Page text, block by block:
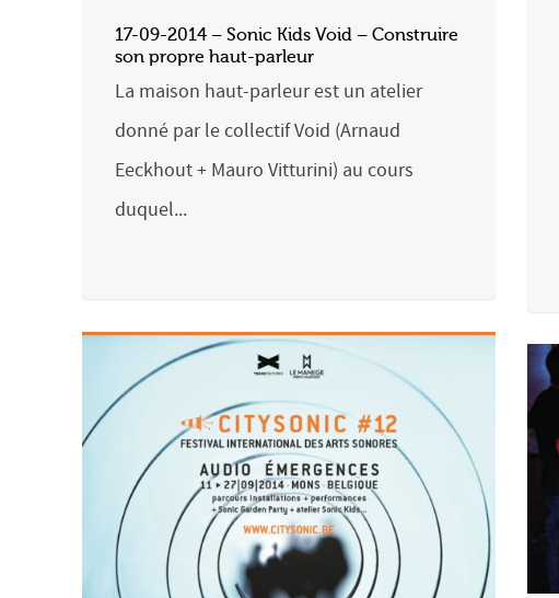
17-09-2014 – Sonic Kids Void – Construire
son propre haut-parleur
La maison haut-parleur est un atelier
donné par le collectif Void (Arnaud
Eeckhout + Mauro Vitturini) au cours
duquel...